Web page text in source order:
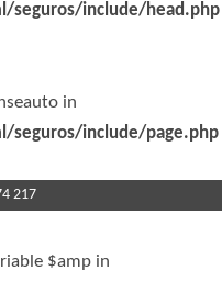
seguros/include/head.php
in
seguros/include/page.php
217
$amp in